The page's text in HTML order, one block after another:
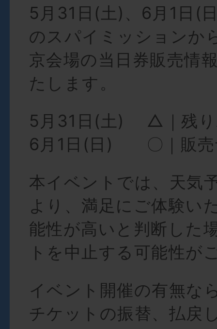
5月31日(土)、6月1日(
のスパイミッションか
京会場の当日券販売情
たします。
5月31日(土) △｜残り
6月1日(日) 〇｜販売
本イベントでは、天気
より、満足にご体験い
能性が高いと判断した
トを中止する可能性が
イベント開催の有無な
チケットの振替、払戻